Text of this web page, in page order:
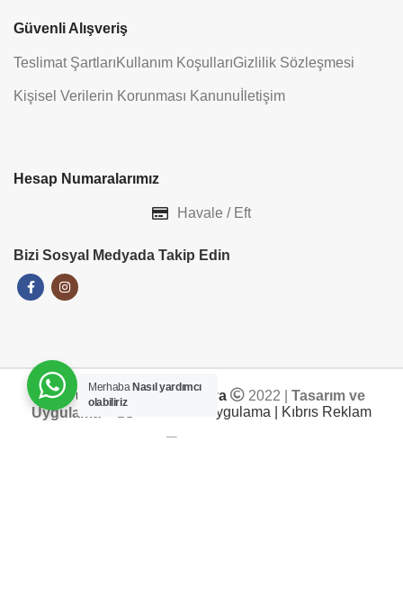
Güvenli Alışveriş
Teslimat ŞartlarıKullanım KoşullarıGizlilik Sözleşmesi
Kişisel Verilerin Korunması Kanunu İletişim
Hesap Numaralarımız
Havale / Eft
Bizi Sosyal Medyada Takip Edin
Her-Tür Elektronik&Mobilya 2022 | Tasarım ve
Uygulama
Merhaba Nasıl yardımcı
olabiliriz